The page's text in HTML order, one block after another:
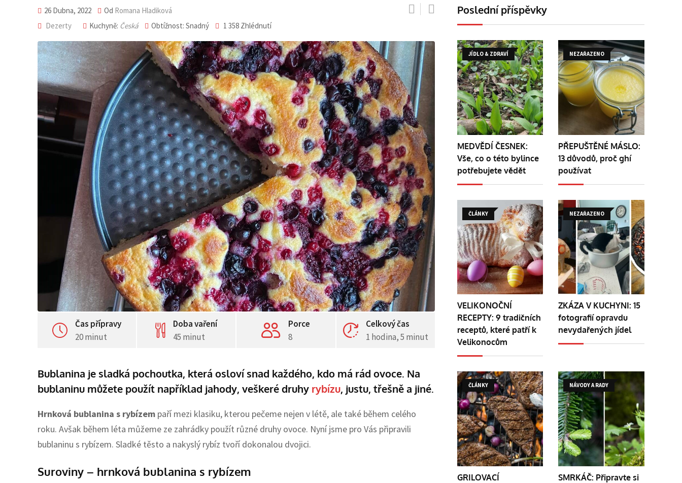
26 Dubna, 2022 Od Romana Hladiková
Dezerty
Kuchyně: Česká Obtížnost: Snadný 1 358 Zhlédnutí
Čas přípravy
20 minut
Doba vaření
45 minut
Porce
8
Celkový čas
1 hodina, 5 minut
Bublanina je sladká pochoutka, která osloví snad každého, kdo má rád ovoce. Na
bublaninu můžete použít například jahody, veškeré druhy rybízu, justu, třešně a jiné.
Hrnková bublanina s rybízem paří mezi klasiku, kterou pečeme nejen v létě, ale také během celého
roku. Avšak během léta můžeme ze zahrádky použít různé druhy ovoce. Nyní jsme pro Vás připravili
bublaninu s rybízem. Sladké těsto a nakyslý rybíz tvoří dokonalou dvojici.
Suroviny – hrnková bublanina s rybízem
Poslední příspěvky
JÍDLO & ZDRAVÍ
MEDVĚDÍ ČESNEK:
Vše, co o této bylince
potřebujete vědět
NEZAŘAZENO
PŘEPUŠTĚNÉ MÁSLO:
13 důvodů, proč ghí
používat
ČLÁNKY
VELIKONOČNÍ
RECEPTY: 9 tradičních
receptů, které patří k
Velikonocům
NEZAŘAZENO
ZKÁZA V KUCHYNI: 15
fotografií opravdu
nevydařených jídel
ČLÁNKY
GRILOVACÍ
NÁVODY A RADY
SMRKÁČ: Připravte si